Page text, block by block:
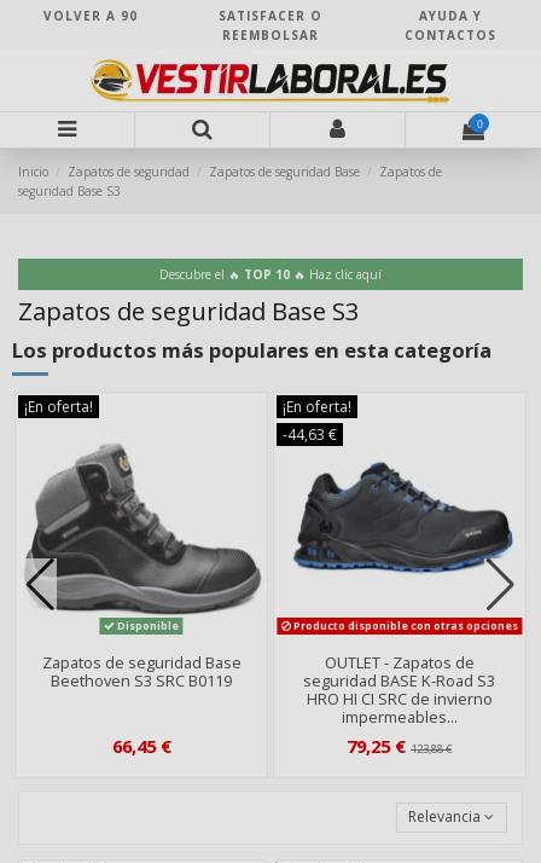
VOLVER A 90
SATISFACER O
REEMBOLSAR
AYUDA Y
CONTACTOS
0
Inicio Zapatos de seguridad Zapatos de seguridad Base
Zapatos de
seguridad Base S3
Descubre el 🔥 TOP 10 🔥 Haz clic aquí
Zapatos de seguridad Base S3
Los productos más populares en esta categoría
¡En oferta!
Disponible
Zapatos de seguridad Base
Beethoven S3 SRC B0119
66,45 €
¡En oferta!
-44,63 €
Producto disponible con otras opciones
OUTLET - Zapatos de
seguridad BASE K-Road S3
HRO HI CI SRC de invierno
impermeables...
79,25 €123,88 €
Relevancia